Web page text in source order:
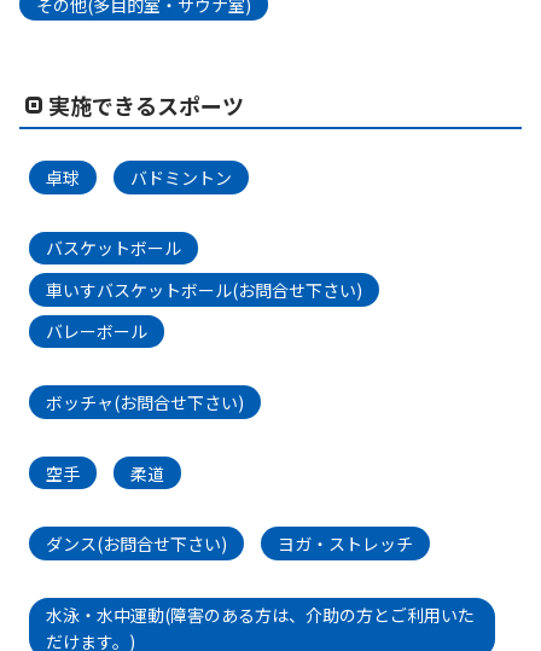
実施できるスポーツ
卓球 バドミントン
バスケットボール
車いすバスケットボール(お問合せ下さい)
バレーボール
ボッチャ(お問合せ下さい)
空手 柔道
ダンス(お問合せ下さい) ヨガ・ストレッチ
水泳・水中運動(障害のある方は、介助の方とご利用いた
だけます。)